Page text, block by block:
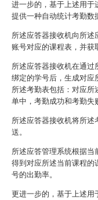
进一步的，基于上述用于
提供一种自动统计考勤数
所述应答器接收机向所述
账号对应的课程表，并获
所述应答器接收机在通
绑定的学号后，生成对应
所述考勤表包括：对应所
单中，考勤成功和考勤失
所述应答器接收机将所
送。
所述应答管理系统根据
得到对应所述当前课程的
号的出勤率。
更进一步的，基于上述用